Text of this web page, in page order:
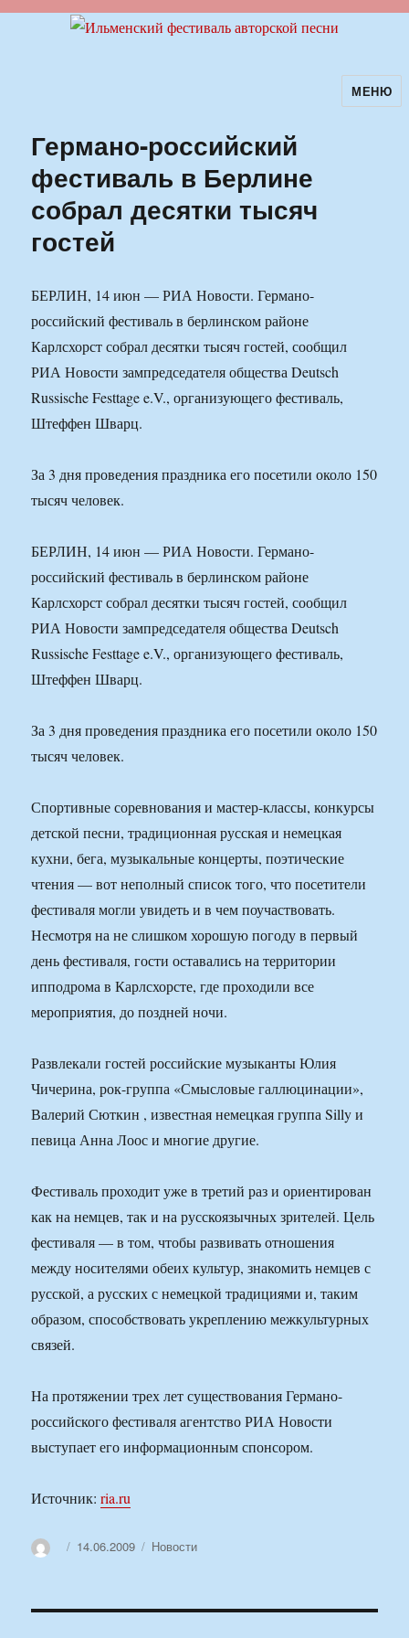
Ильменский фестиваль авторскойМЕНЮ
Германо-российский
фестиваль в Берлине
собрал десятки тысяч
гостей
БЕРЛИН, 14 июн — РИА Новости. Германо-
российский фестиваль в берлинском районе
Карлсхорст собрал десятки тысяч гостей, сообщил
РИА Новости зампредседателя общества Deutsch
Russische Festtage e.V., организующего фестиваль,
Штеффен Шварц.
За 3 дня проведения праздника его посетили около 150
тысяч человек.
БЕРЛИН, 14 июн — РИА Новости. Германо-
российский фестиваль в берлинском районе
Карлсхорст собрал десятки тысяч гостей, сообщил
РИА Новости зампредседателя общества Deutsch
Russische Festtage e.V., организующего фестиваль,
Штеффен Шварц.
За 3 дня проведения праздника его посетили около 150
тысяч человек.
Спортивные соревнования и мастер-классы, конкурсы
детской песни, традиционная русская и немецкая
кухни, бега, музыкальные концерты, поэтические
чтения — вот неполный список того, что посетители
фестиваля могли увидеть и в чем поучаствовать.
Несмотря на не слишком хорошую погоду в первый
день фестиваля, гости оставались на территории
ипподрома в Карлсхорсте, где проходили все
мероприятия, до поздней ночи.
Развлекали гостей российские музыканты Юлия
Чичерина, рок-группа «Смысловые галлюцинации»,
Валерий Сюткин , известная немецкая группа Silly и
певица Анна Лоос и многие другие.
Фестиваль проходит уже в третий раз и ориентирован
как на немцев, так и на русскоязычных зрителей. Цель
фестиваля — в том, чтобы развивать отношения
между носителями обеих культур, знакомить немцев с
русской, а русских с немецкой традициями и, таким
образом, способствовать укреплению межкультурных
связей.
На протяжении трех лет существования Германо-
российского фестиваля агентство РИА Новости
выступает его информационным спонсором.
Источник:ria.ru
АвторОпубликовано
14.06.2009 Рубрики
Новости